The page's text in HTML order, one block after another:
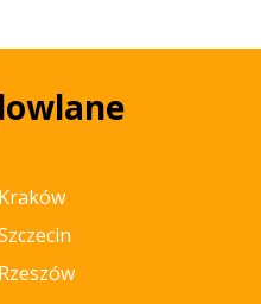
Kraków
Rzeszów